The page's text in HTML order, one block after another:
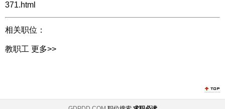
371.html
相关职位：
教职工 更多>>